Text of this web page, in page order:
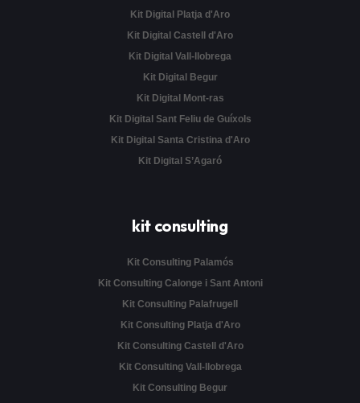
Kit Digital Platja d'Aro
Kit Digital Castell d'Aro
Kit Digital Vall-llobrega
Kit Digital Begur
Kit Digital Mont-ras
Kit Digital Sant Feliu de Guíxols
Kit Digital Santa Cristina d'Aro
Kit Digital S’Agaró
kit consulting
Kit Consulting Palamós
Kit Consulting Calonge i Sant Antoni
Kit Consulting Palafrugell
Kit Consulting Platja d'Aro
Kit Consulting Castell d'Aro
Kit Consulting Vall-llobrega
Kit Consulting Begur